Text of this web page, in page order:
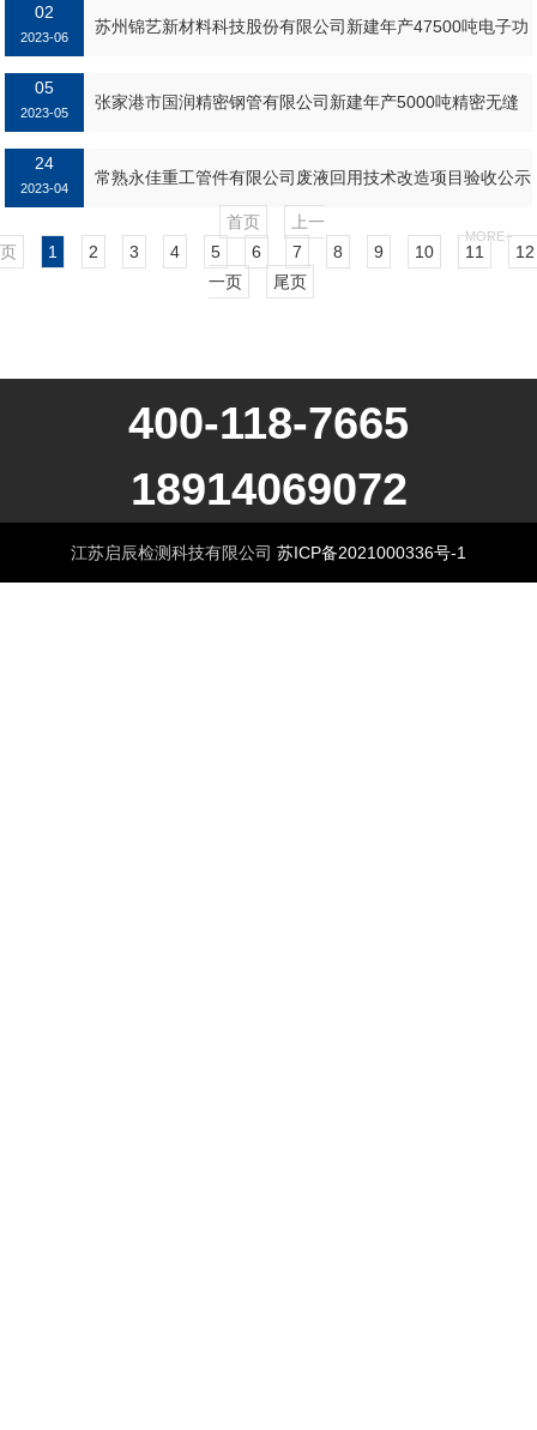
02
2023-06
苏州锦艺新材料科技股份有限公司新建年产47500吨电子功
05
2023-05
张家港市国润精密钢管有限公司新建年产5000吨精密无缝
24
2023-04
常熟永佳重工管件有限公司废液回用技术改造项目验收公示
MORE+
首页
上一
页
1 2 3 4 5 6 7 8 9 10 11
12
一页
尾页
400-118-7665
18914069072
江苏启辰检测科技有限公司 苏ICP备2021000336号-1